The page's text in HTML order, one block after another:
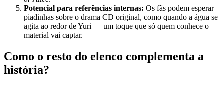
Potencial para referências internas: Os fãs podem esperar
piadinhas sobre o drama CD original, como quando a água se
agita ao redor de Yuri — um toque que só quem conhece o
material vai captar.
Como o resto do elenco complementa a
história?